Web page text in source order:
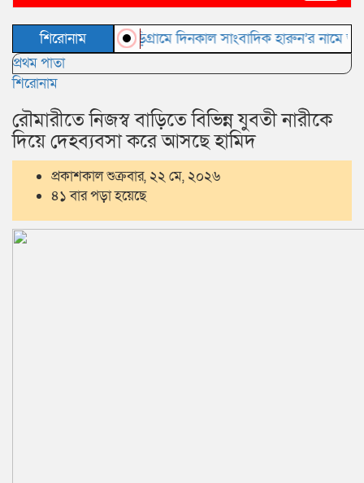
শিরোনাম
কুড়িগ্রামে দিনকাল সাংবাদিক হারুন’র নামে
প্রথম পাতা
শিরোনাম
রৌমারীতে নিজস্ব বাড়িতে বিভিন্ন যুবতী নারীকে
দিয়ে দেহব্যবসা করে আসছে হামিদ
প্রকাশকাল শুক্রবার, ২২ মে, ২০২৬
৪১ বার পড়া হয়েছে